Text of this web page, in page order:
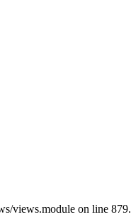
views.module on line 879.